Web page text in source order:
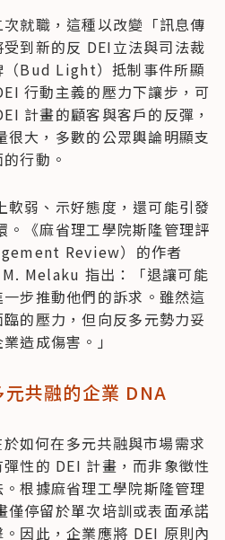
就職，這種以改變「訊息傳
到新的反 DEI立法與司法裁
（Bud Light）抵制事件所顯
行動主義的壓力下讓步，可
計畫的顧客與客戶的反彈，
大，多數的公眾輿論明顯支
行動。
軟弱、示好態度，還可能引發
。《麻省理工學院斯隆管理評
Review）的作者
Melaku 指出：「退讓可能
步推動他們的訴求。雖然這
的壓力，但向反多元勢力妥
造成傷害。」
共融的企業 DNA
如何在多元共融與市場需求
性的 DEI 計畫，而非象徵性
根據麻省理工學院斯隆管理
僅停留於單次培訓或表面承諾
因此，企業應將 DEI 原則內